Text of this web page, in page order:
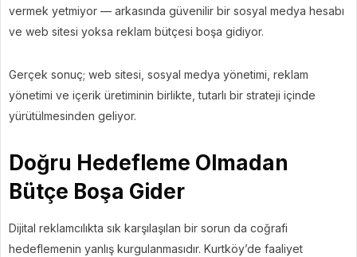
vermek yetmiyor — arkasında güvenilir bir sosyal medya hesabı
ve web sitesi yoksa reklam bütçesi boşa gidiyor.
Gerçek sonuç; web sitesi, sosyal medya yönetimi, reklam
yönetimi ve içerik üretiminin birlikte, tutarlı bir strateji içinde
yürütülmesinden geliyor.
Doğru Hedefleme Olmadan
Bütçe Boşa Gider
Dijital reklamcılıkta sık karşılaşılan bir sorun da coğrafi
hedeflemenin yanlış kurgulanmasıdır. Kurtköy’de faaliyet